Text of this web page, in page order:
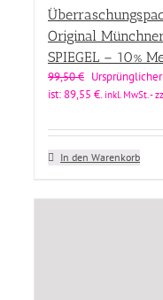
Original
SPIEGEL – 10%
99,50€
ist: 89,55 €. inkl. MwSt. -
In den Warenkorb